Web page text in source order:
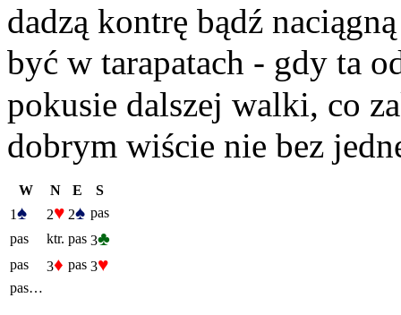
dadzą kontrę bądź
być w tarapatach - gdy ta
pokusie dalszej walki, co
dobrym wiście nie bez
W N E
S
1♠ 2♥ 2♠ pas
pas
ktr. pas 3♣
pas 3♦ pas 3♥
pas…